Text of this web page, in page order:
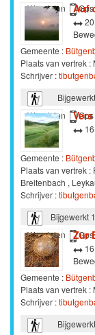
Wandelen
Gps
Auf
20
Gemeente :
Plaats van vertrek :
Schrijver :
Wandelen
Gps
Gemeente :
Plaats van vertrek
Breitenbach ,
Schrijver :
Bijgewerkt
Wandelen
Gps
Zur
Gemeente :
Plaats van vertrek :
Schrijver :